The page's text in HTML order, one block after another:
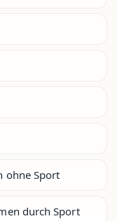
ohne Sport
durch Sport